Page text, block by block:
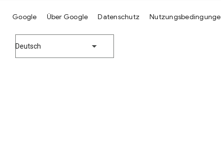
Google Über Google Datenschutz
Deutsch